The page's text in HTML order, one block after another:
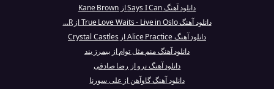
دانلود آهنگ Says I Can از Kane Brown
دانلود آهنگ True Love Waits - Live in Oslo از R...
دانلود آهنگ Alice Practice از Crystal Castles
دانلود آهنگ منم مثل توام از بیمرز بند
دانلود آهنگ نرو از رضا صادقی
دانلود آهنگ گاوآهن از علی سورنا